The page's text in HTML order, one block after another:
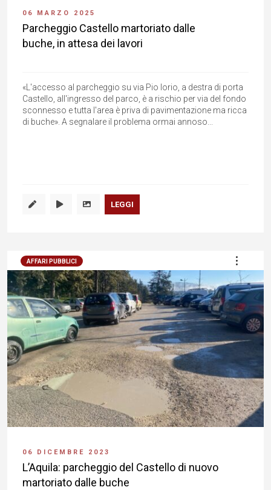
06 MARZO 2025
Parcheggio Castello martoriato dalle
buche, in attesa dei lavori
«L'accesso al parcheggio su via Pio Iorio, a destra di porta
Castello, all'ingresso del parco, è a rischio per via del fondo
sconnesso e tutta l'area è priva di pavimentazione ma ricca
di buche». A segnalare il problema ormai annoso...
LEGGI
AFFARI PUBBLICI
06 DICEMBRE 2023
L’Aquila: parcheggio del Castello di nuovo
martoriato dalle buche